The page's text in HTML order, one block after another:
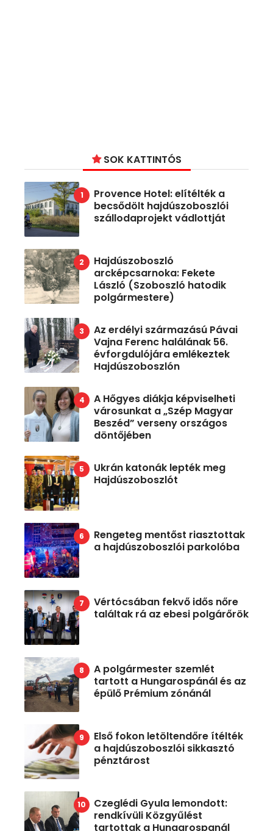
SOK KATTINTÓS
Provence Hotel: elítélték a
becsődölt hajdúszoboszlói
szállodaprojekt vádlottját
Hajdúszoboszló
arcképcsarnoka: Fekete
László (Szoboszló hatodik
polgármestere)
Az erdélyi származású Pávai
Vajna Ferenc halálának 56.
évforgdulójára emlékeztek
Hajdúszoboszlón
A Hőgyes diákja képviselheti
városunkat a „Szép Magyar
Beszéd” verseny országos
döntőjében
Ukrán katonák lepték meg
Hajdúszoboszlót
Rengeteg mentőst riasztottak
a hajdúszoboszlói parkolóba
Vértócsában fekvő idős nőre
találtak rá az ebesi polgárőrök
A polgármester szemlét
tartott a Hungarospánál és az
épülő Prémium zónánál
Első fokon letöltendőre ítélték
a hajdúszoboszlói sikkasztó
pénztárost
Czeglédi Gyula lemondott:
rendkívüli Közgyűlést
tartottak a Hungarospanál